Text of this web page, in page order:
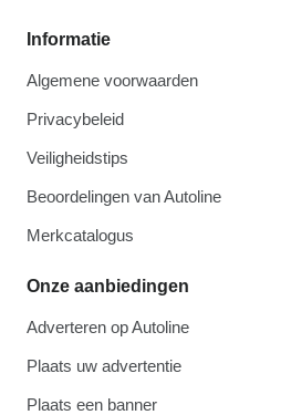
Informatie
Algemene voorwaarden
Privacybeleid
Veiligheidstips
Beoordelingen van Autoline
Merkcatalogus
Onze aanbiedingen
Adverteren op Autoline
Plaats uw advertentie
Plaats een banner